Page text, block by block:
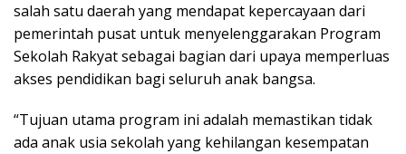
salah satu daerah yang mendapat kepercayaan dari
pemerintah pusat untuk menyelenggarakan Program
Sekolah Rakyat sebagai bagian dari upaya memperluas
akses pendidikan bagi seluruh anak bangsa.
“Tujuan utama program ini adalah memastikan tidak
ada anak usia sekolah yang kehilangan kesempatan